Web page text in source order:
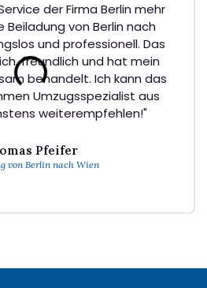
der Firma Berlin mehr
Beiladung von Berlin nach
und professionell. Das
freundlich und hat mein
behandelt. Ich kann das
Umzugsspezialist aus
weiterempfehlen!"
Pfeifer
von Berlin nach Wien